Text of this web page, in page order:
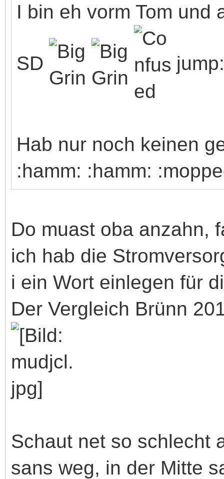
I bin eh vorm Tom und
SD jump:
Hab nur noch keinen
:hamm: :hamm:
Do muast oba anzahn,
ich hab die
i ein Wort einlegen für
Der Vergleich Brünn
Schaut net so schlecht
sans weg, in der Mitte